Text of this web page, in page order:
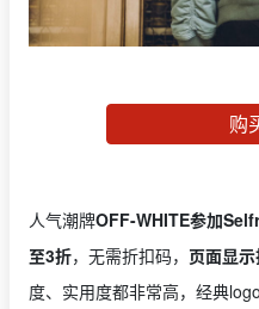
购
人气潮牌OFF-WHITE参加
至3折，无需折扣码， 页面显
度、实用度都非常高，经典